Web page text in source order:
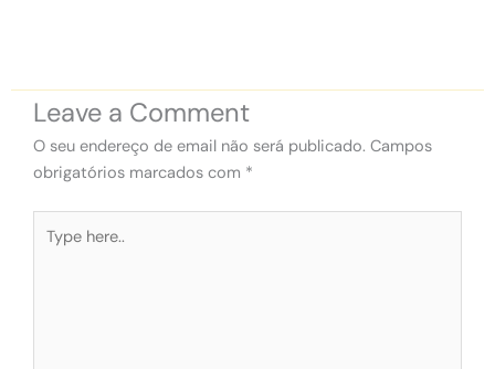
Leave a Comment
O seu endereço de email não será publicado. Campos
obrigatórios marcados com *
here..